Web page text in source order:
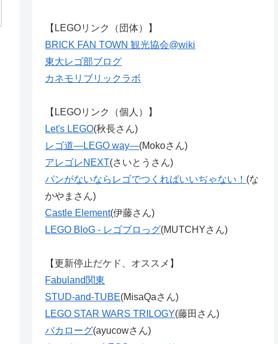
【LEGOリンク（団体）】
BRICK FAN TOWN 観光協会@wiki
東大レゴ部ブログ
カネモリブリックラボ
【LEGOリンク（個人）】
Let's LEGO(秋長さん)
レゴ道―LEGO way―(Mokoさん)
アレゴレNEXT(さいとうさん)
パンがないならレゴでつくればいいぢゃない！ (な
かやまさん)
Castle Element(伊藤さん)
LEGO BloG - レゴブロっグ(MUTCHYさん)
【更新停止だケド、オススメ】
Fabuland関東
STUD-and-TUBE(MisaQaさん)
LEGO STAR WARS TRILOGY(藤田さん)
バカローグ(ayucowさん)